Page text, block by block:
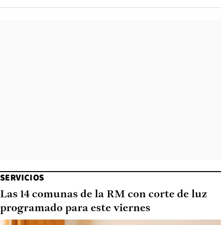
SERVICIOS
Las 14 comunas de la RM con corte de luz
programado para este viernes